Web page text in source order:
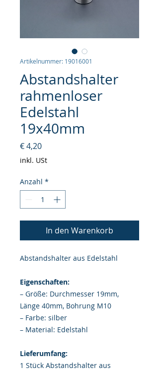
Artikelnummer: 19016001
Abstandshalter
rahmenloser
Edelstahl
19x40mm
€ 4,20Preis
inkl. USt
Anzahl *
In den Warenkorb
Abstandshalter aus Edelstahl
Eigenschaften:
– Größe: Durchmesser 19mm,
Länge 40mm, Bohrung M10
– Farbe: silber
– Material: Edelstahl
Lieferumfang:
1 Stück Abstandshalter aus